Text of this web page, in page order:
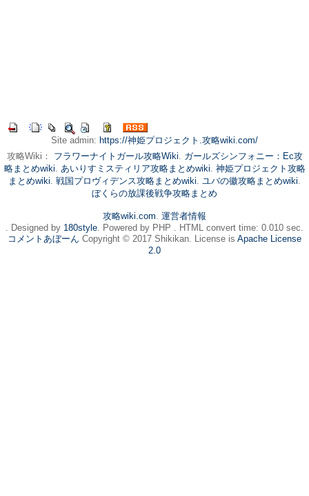
Site admin: https://神姫プロジェクト.攻略wiki.com/
攻略Wiki： フラワーナイトガール攻略Wiki. ガールズシンフォニー：Ec攻
略まとめwiki. あいりすミスティリア攻略まとめwiki. 神姫プロジェクト攻略
まとめwiki. 戦国プロヴィデンス攻略まとめwiki. ユバの徽攻略まとめwiki.
ぼくらの放課後戦争攻略まとめ
攻略wiki.com. 運営者情報
. Designed by 180style. Powered by PHP . HTML convert time: 0.010 sec.
コメントあぼーん Copyright © 2017 Shikikan. License is Apache License
2.0